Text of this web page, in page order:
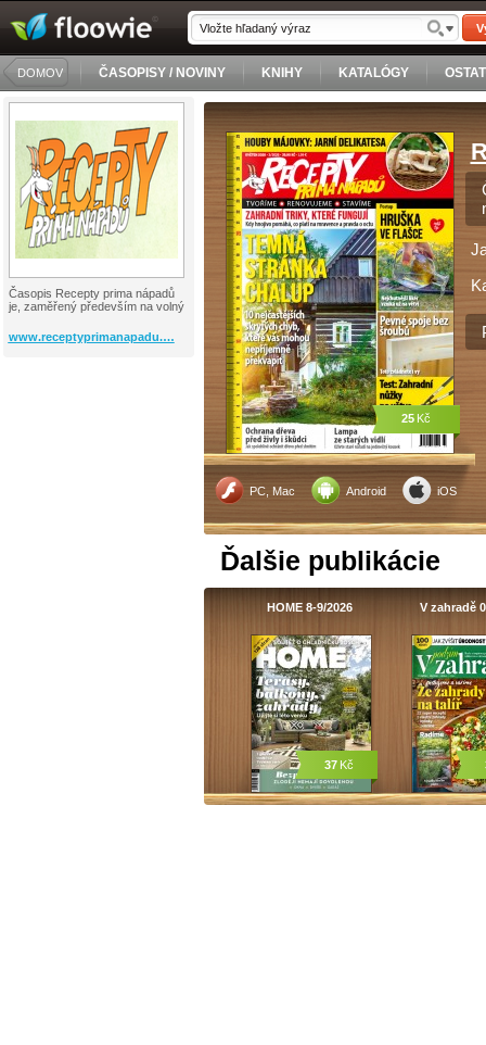
DOMOV ČASOPISY / NOVINY KNIHY KATALÓGY
Časopis Recepty prima nápadů
je, zaměřený především na volný
www.receptyprimanapadu.…
PC, Mac Android iOS
25 Kč
Ďalšie publikácie
HOME 8-9/2026
37 Kč
V zahradě